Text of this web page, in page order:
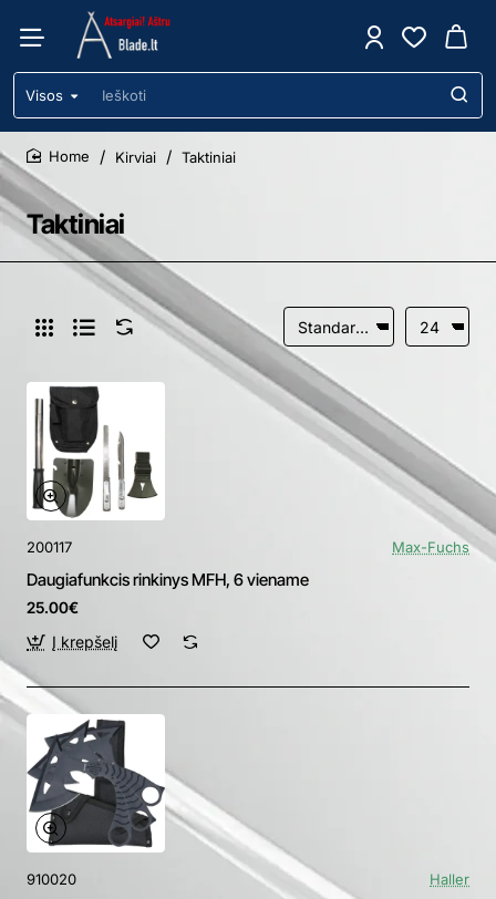
Visos
Ieškoti
Taktiniai
home
Kirviai Taktiniai
200117 Max-Fuchs
Daugiafunkcis rinkinys MFH, 6 viename
25.00€
Į krepšelį
910020 Haller